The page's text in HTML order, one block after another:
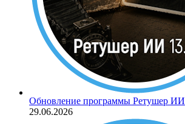
Обновление программы Ретушер ИИ
29.06.2026